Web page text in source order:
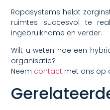
Ropasystems helpt
ruimtes succesvol te
ingebruikname en verder.
Wilt u weten hoe een
organisatie?
Neem contact met ons op